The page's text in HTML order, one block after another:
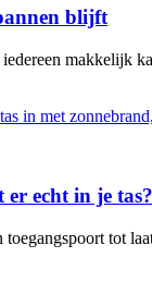
blijft
makkelijk
er echt in je tas?
tot